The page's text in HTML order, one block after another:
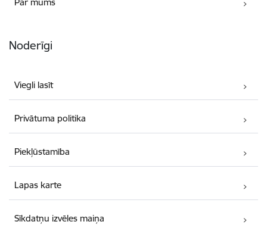
Noderīgi
Viegli lasīt
Privātuma politika
Piekļūstamība
Lapas karte
Sīkdatņu izvēles maiņa